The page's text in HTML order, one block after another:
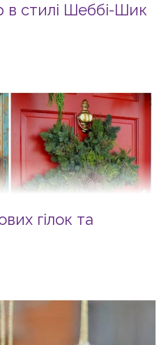
в стилі Шеббі-Шик
гілок та